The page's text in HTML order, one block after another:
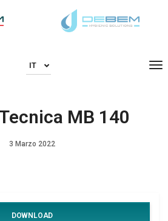
IT
MB 140
3 Marzo 2022
DOWNLOAD